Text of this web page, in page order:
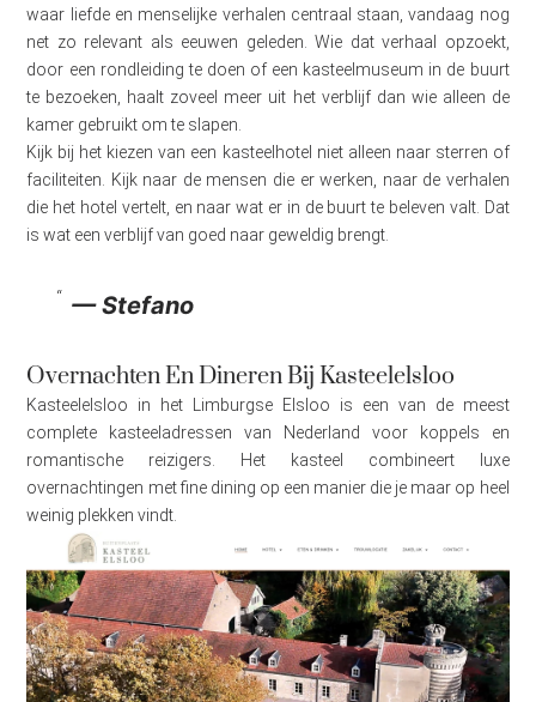
waar liefde en menselijke verhalen centraal staan, vandaag nog
net zo relevant als eeuwen geleden. Wie dat verhaal opzoekt,
door een rondleiding te doen of een kasteelmuseum in de buurt
te bezoeken, haalt zoveel meer uit het verblijf dan wie alleen de
kamer gebruikt om te slapen.
Kijk bij het kiezen van een kasteelhotel niet alleen naar sterren of
faciliteiten. Kijk naar de mensen die er werken, naar de verhalen
die het hotel vertelt, en naar wat er in de buurt te beleven valt. Dat
is wat een verblijf van goed naar geweldig brengt.
— Stefano
Overnachten En Dineren Bij Kasteelelsloo
Kasteelelsloo in het Limburgse Elsloo is een van de meest
complete kasteeladressen van Nederland voor koppels en
romantische reizigers. Het kasteel combineert luxe
overnachtingen met fine dining op een manier die je maar op heel
weinig plekken vindt.